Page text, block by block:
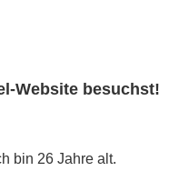
Website besuchst!
bin 26 Jahre alt.